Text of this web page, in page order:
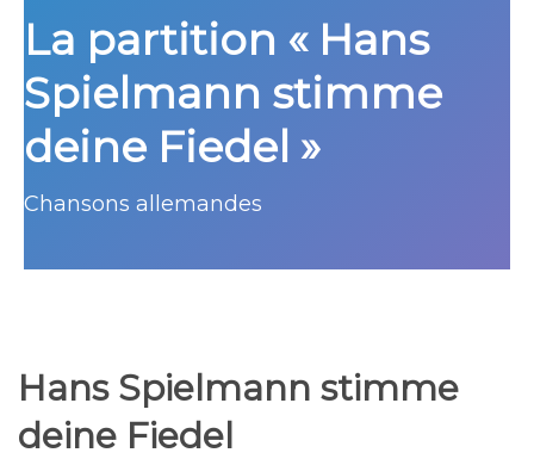
La partition « Hans
Spielmann stimme
deine Fiedel »
Chansons allemandes
Hans Spielmann stimme
deine Fiedel